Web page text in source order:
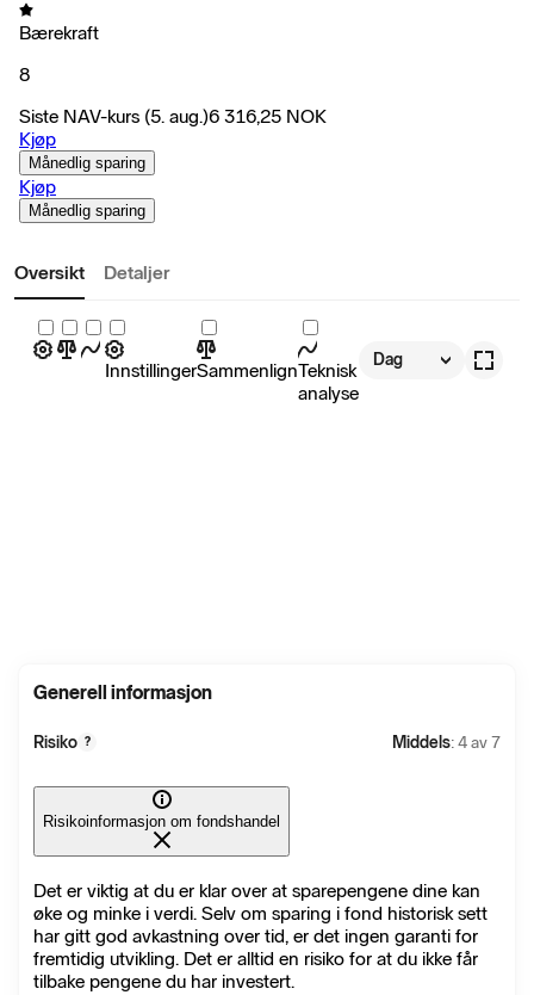
Bærekraft
8
Siste NAV-kurs (5. aug.)6 316,25 NOK
Kjøp
Månedlig sparing
Kjøp
Månedlig sparing
Oversikt Detaljer
InnstillingerSammenlignTeknisk
analyse
Dag
Generell informasjon
Risiko ? Middels: 4 av 7
Risikoinformasjon om fondshandel
Det er viktig at du er klar over at sparepengene dine kan
øke og minke i verdi. Selv om sparing i fond historisk sett
har gitt god avkastning over tid, er det ingen garanti for
fremtidig utvikling. Det er alltid en risiko for at du ikke får
tilbake pengene du har investert.